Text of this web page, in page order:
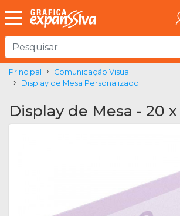
Principal
Comunicação Visual
Display de Mesa Personalizado
Display de Mesa - 20 x